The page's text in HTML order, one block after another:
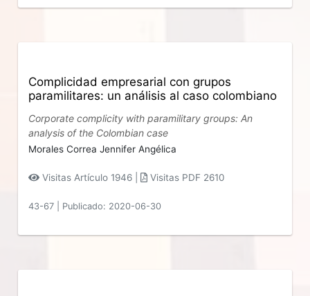
Complicidad empresarial con grupos
paramilitares: un análisis al caso colombiano
Corporate complicity with paramilitary groups: An
analysis of the Colombian case
Morales Correa Jennifer Angélica
Visitas Artículo 1946 | Visitas PDF 2610
43-67 Publicado: 2020-06-30